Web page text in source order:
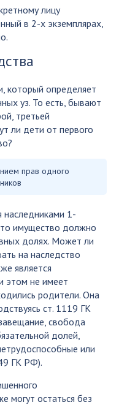
лицу
в 2-х экземплярах,
который определяет
уз. То есть, бывают
третьей
ли дети от первого
прав одного
1-
имущество должно
долях. Может ли
на наследство
является
этом не имеет
родители. Она
ст. 1119 ГК
свобода
долей,
или
ГК РФ).
могут остаться без